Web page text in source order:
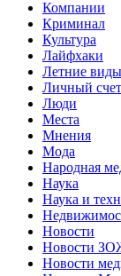
Компании
Криминал
Культура
Лайфхаки
Летние
Личный счет
Люди
Места
Мнения
Мода
Народная
Наука
Наука и
Новости
Новости
Новости